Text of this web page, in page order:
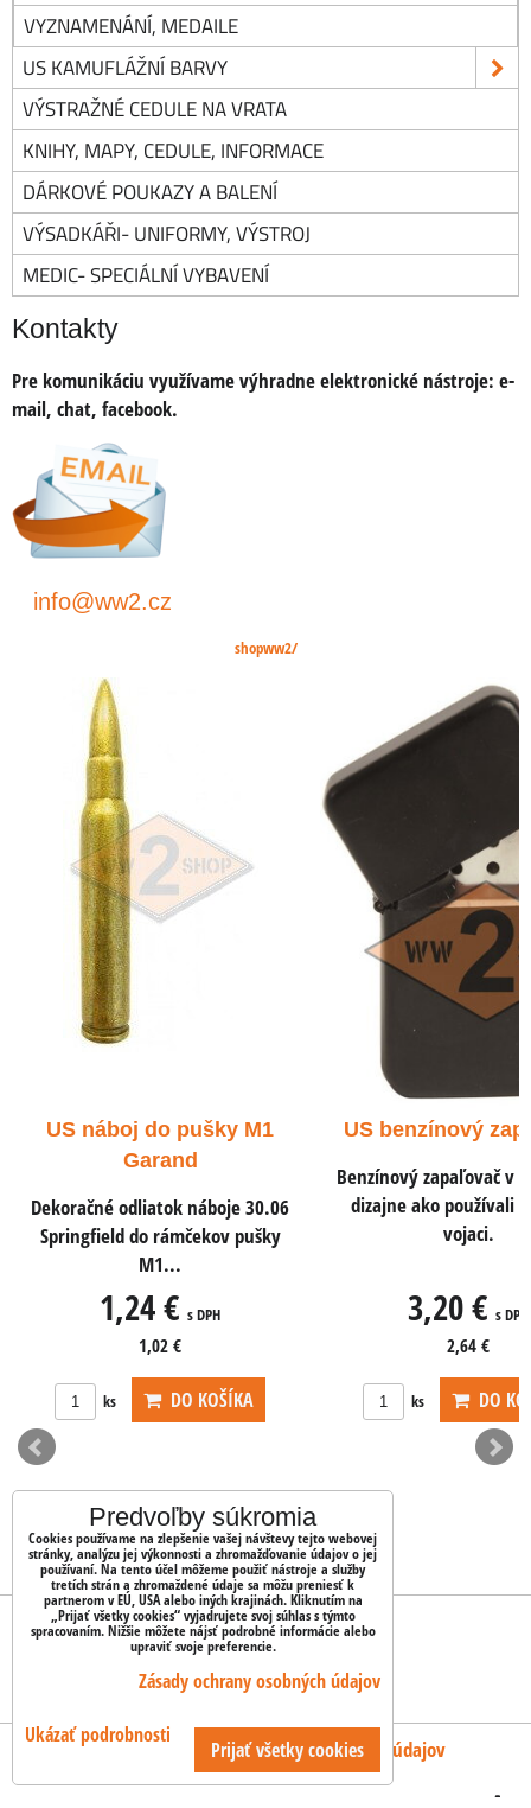
VYZNAMENÁNÍ, MEDAILE
US KAMUFLÁŽNÍ BARVY
VÝSTRAŽNÉ CEDULE NA VRATA
KNIHY, MAPY, CEDULE, INFORMACE
DÁRKOVÉ POUKAZY A BALENÍ
VÝSADKÁŘI- UNIFORMY, VÝSTROJ
MEDIC- SPECIÁLNÍ VYBAVENÍ
Kontakty
Pre komunikáciu využívame výhradne elektronické nástroje: e-
mail, chat, facebook.
info@ww2.cz
shopww2/
do pušky M1
náboje 30.06
rámčekov pušky
DO KOŠÍKA
US benzínový zapaľovač
Benzínový zapaľovač v rovnakom
dizajne ako používali americkí
DO KOŠÍKA
OBJEDNÁVKY
Stav objednávky
Predvoľby súkromia Zásady ochrany osobných údajov
Predvoľby súkromia
Cookies používame na zlepšenie vašej návštevy tejto webovej
stránky, analýzu jej výkonnosti a zhromažďovanie údajov o jej
používaní. Na tento účel môžeme použiť nástroje a služby
tretích strán a zhromaždené údaje sa môžu preniesť k
partnerom v EÚ, USA alebo iných krajinách. Kliknutím na
„Prijať všetky cookies“ vyjadrujete svoj súhlas s týmto
spracovaním. Nižšie môžete nájsť podrobné informácie alebo
upraviť svoje preferencie.
Zásady ochrany osobných údajov
Ukázať podrobnosti
Prijať všetky cookies